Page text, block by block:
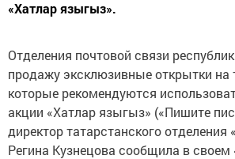
«Хатлар языгыз».
Отделения почтовой связи
продажу эксклюзивные открытки на
которые рекомендуются
акции «Хатлар языгыз» («Пишите
директор татарстанского
Регина Кузнецова сообщила в своем